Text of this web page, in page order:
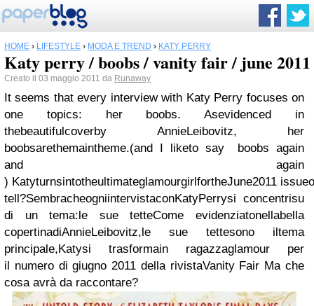
HOME › LIFESTYLE › MODA E TREND › KATY PERRY
Katy perry / boobs / vanity fair / june 2011
Creato il 03 maggio 2011 da Runaway
It seems that every interview with Katy Perry focuses on
one topics: her boobs. Asevidenced in
thebeautifulcoverby AnnieLeibovitz, her
boobsarethemaintheme.(and I liketo say
boobs again
and again
) KatyturnsintotheultimateglamourgirlfortheJune2011 issue
tell?SembracheogniintervistaconKatyPerrysi concentrisu
di un tema:le sue tetteCome evidenziatonellabella
copertinadiAnnieLeibovitz,le sue tettesono iltema
principale,Katysi trasformain ragazzaglamour per
il numero di giugno2011 della rivistaVanity Fair Ma che
cosa avrà da raccontare?